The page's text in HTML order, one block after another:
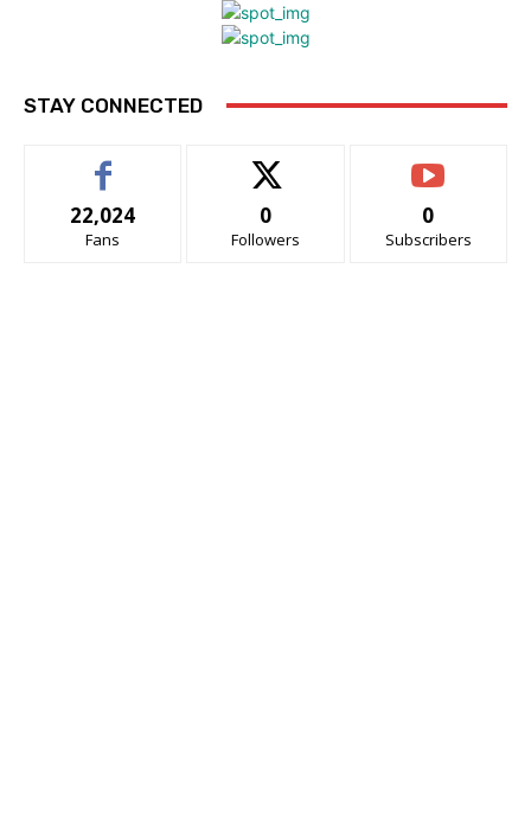
STAY CONNECTED
22,024
Fans
0
Followers
0
Subscribers